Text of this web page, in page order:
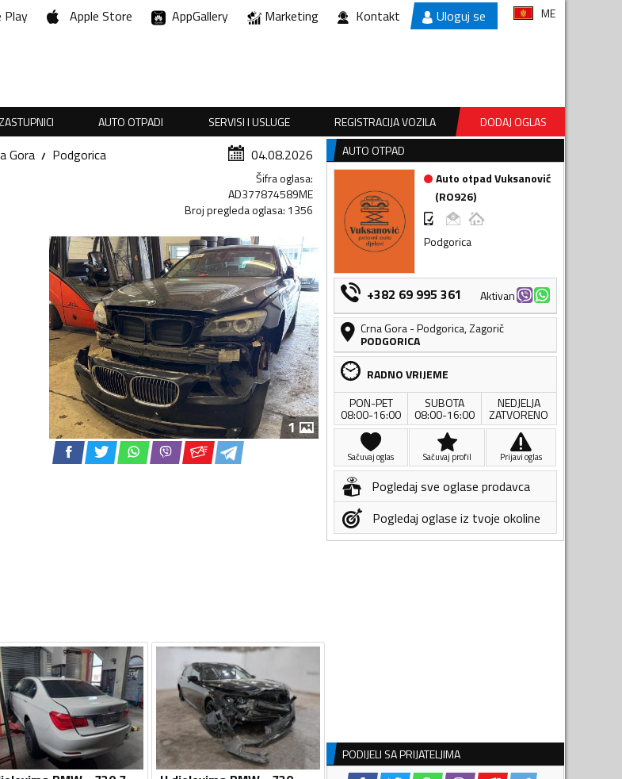
Play Apple Store AppGallery Marketing Kontakt Uloguj se ME
AUTO OTPADI SERVISI I USLUGE REGISTRACIJA VOZILA
DODAJ OGLAS
Gora Podgorica 04.08.2026
Šifra oglasa:
AD377874589ME
Broj pregleda oglasa: 1356
1
AUTO OTPAD
Auto otpad Vuksanović
(RO926)
Podgorica
+382 69 995 361
Aktivan
Crna Gora-Podgorica,Zagorič
PODGORICA
RADNO VRIJEME
PON-PET
08:00-16:00
SUBOTA
08:00-16:00
NEDJELJA
ZATVORENO
Sačuvaj oglas Sačuvaj profil Prijavi oglas
Pogledaj sve oglase prodavca
Pogledaj oglase iz tvoje okoline
PODIJELI SA PRIJATELJIMA